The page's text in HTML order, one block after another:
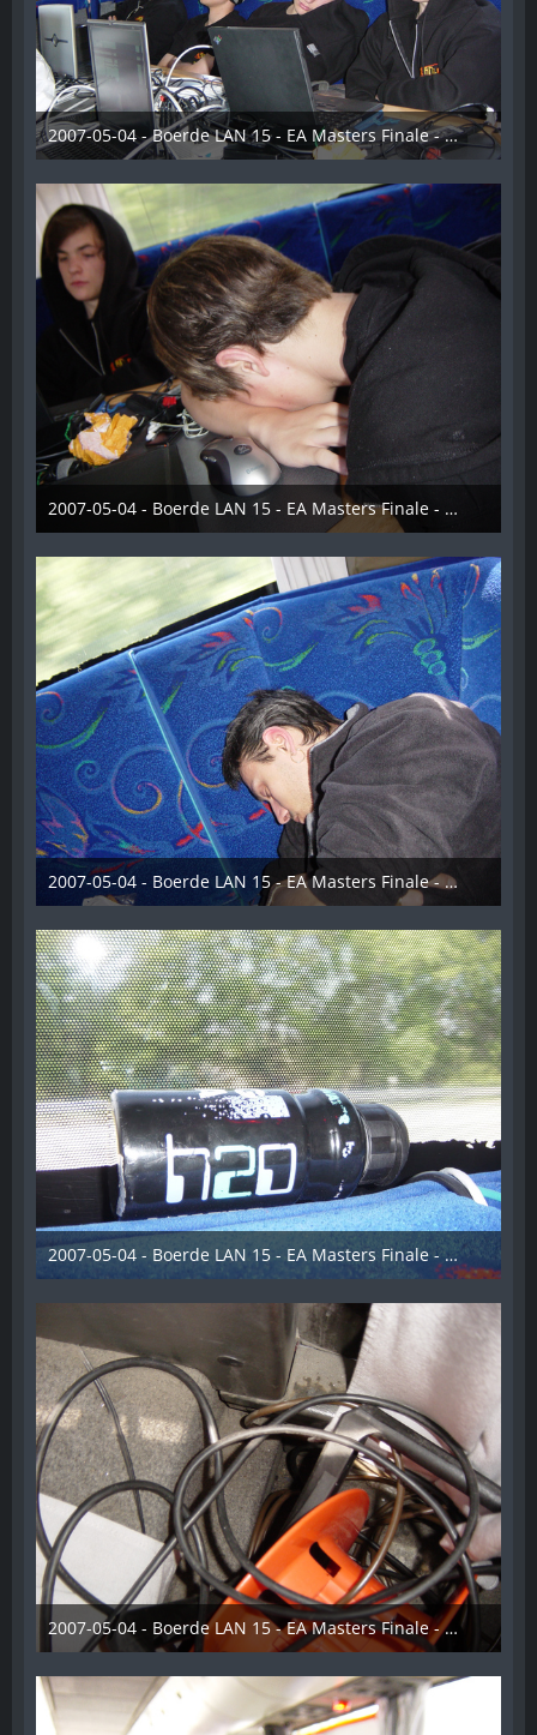
2007-05-04 - Boerde LAN 15 - EA Masters Finale - 018
28. Dezember 2012
2007-05-04 - Boerde LAN 15 - EA Masters Finale - 019
28. Dezember 2012
2007-05-04 - Boerde LAN 15 - EA Masters Finale - 020
28. Dezember 2012
2007-05-04 - Boerde LAN 15 - EA Masters Finale - 021
28. Dezember 2012
2007-05-04 - Boerde LAN 15 - EA Masters Finale - 022
28. Dezember 2012